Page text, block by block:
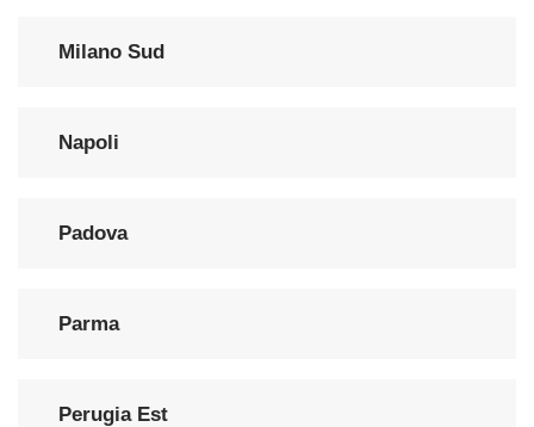
Milano Sud
Napoli
Padova
Parma
Perugia Est